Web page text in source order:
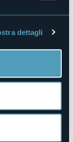
dettagli